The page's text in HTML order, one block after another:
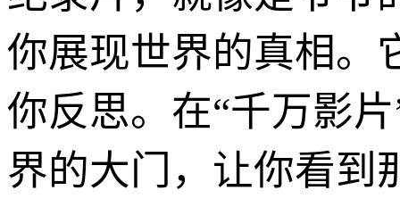
你展现世界的真相。
你反思。在“千万影
界的大门，让你看到